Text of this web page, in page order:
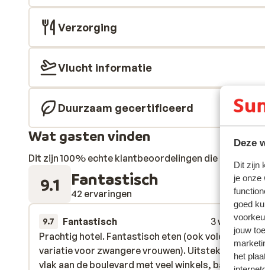
Deze
Dit zijn
je onze
goed
jouw
het
Verzorging
Vlucht informatie
Duurzaam gecertificeerd
Wat gasten vinden
Dit zijn 100% echte klantbeoordelingen die hun
9.1 Fantastisch
42 ervaringen
9.7 Fantastisch
3 weken
Prachtig hotel. Fantastisch eten (ook voldoende
variatie voor zwangere vrouwen). Uitstekende
vlak aan de boulevard met veel winkels, bars en
Prachtig hotel. Fantastisch eten (ook voldoende
variatie voor zwangere vrouwen). Uitstekende
vlak aan de boulevard met veel winkels, bars en